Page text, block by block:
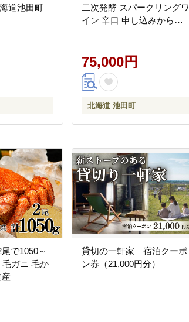
道池田町
二次発酵 スパークリングワ
イン 辛口 申し込みから最
75,000円
北海道 池田町
で1050～
毛ガニ 毛か
貸切の一軒家 宿泊クーポ
ン券（21,000円分）